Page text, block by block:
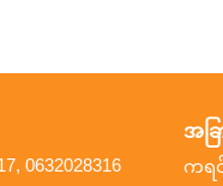
0632028316
အခ
ကရ